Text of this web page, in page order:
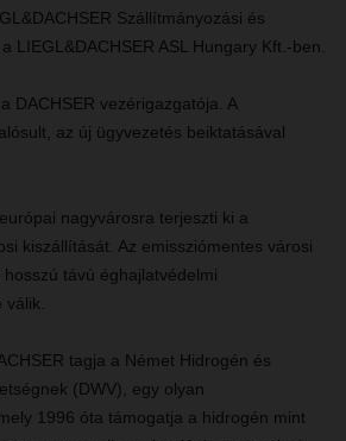
Szállítmányozási és
LIEGL&DACHSER ASL Hungary Kft.-ben.
DACHSER vezérigazgatója. A
az új ügyvezetés beiktatásával
nagyvárosra terjeszti ki a
kiszállítását. Az emissziómentes városi
távú éghajlatvédelmi
tagja a Német Hidrogén és
(DWV), egy olyan
1996 óta támogatja a hidrogén mint